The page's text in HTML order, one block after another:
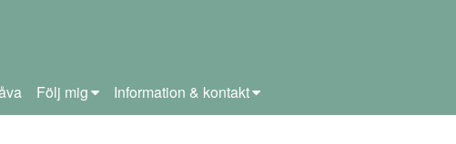
Följ mig Information & kontakt